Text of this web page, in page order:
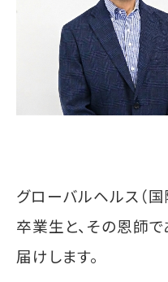
グローバルヘルス（
卒業生と、その恩師
届けします。